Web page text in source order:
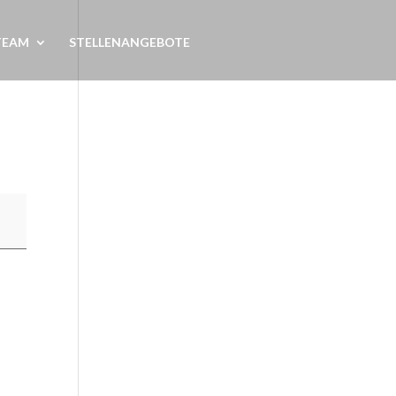
STELLENANGEBOTE